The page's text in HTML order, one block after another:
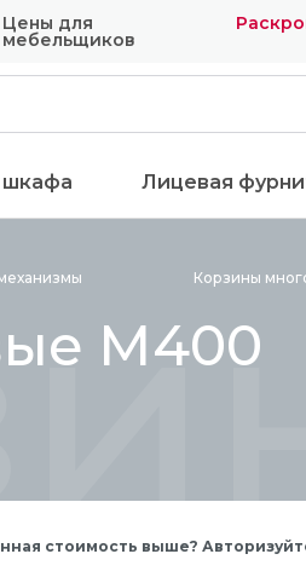
Цены для
мебельщиков
Лицевая
Корзины
М400
стоимость выше?